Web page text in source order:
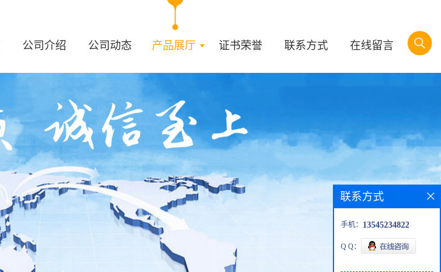
公司介绍 公司动态 产品展厅 证书荣誉 联系方式 在线留言
联系方式
手机： 13545234822
Q Q：